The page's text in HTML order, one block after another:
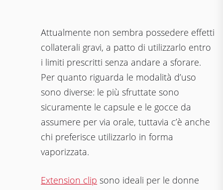
Attualmente non sembra possedere effetti
collaterali gravi, a patto di utilizzarlo entro
i limiti prescritti senza andare a sforare.
Per quanto riguarda le modalità d’uso
sono diverse: le più sfruttate sono
sicuramente le capsule e le gocce da
assumere per via orale, tuttavia c’è anche
chi preferisce utilizzarlo in forma
vaporizzata.
Extension clip sono ideali per le donne